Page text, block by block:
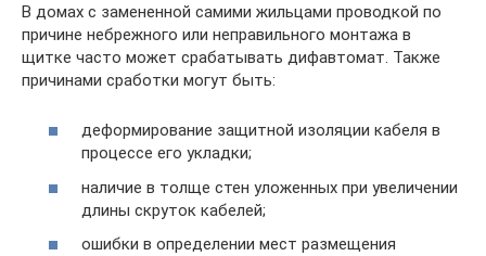
В домах с замененной самими жильцами проводкой по
причине небрежного или неправильного монтажа в
щитке часто может срабатывать дифавтомат. Также
причинами сработки могут быть:
деформирование защитной изоляции кабеля в
процессе его укладки;
наличие в толще стен уложенных при увеличении
длины скруток кабелей;
ошибки в определении мест размещения